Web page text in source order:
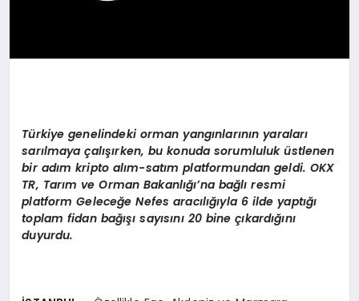
Türkiye genelindeki orman yangınlarının yaraları
sarılmaya çalışırken, bu konuda sorumluluk üstlenen
bir adım kripto alım-satım platformundan geldi. OKX
TR, Tarım ve Orman Bakanlığı’na bağlı resmi
platform Geleceğe Nefes aracılığıyla 6 ilde yaptığı
toplam fidan bağışı sayısını 20 bine çıkardığını
duyurdu.